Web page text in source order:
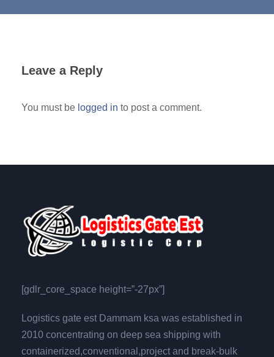
Leave a Reply
You must be logged in to post a comment.
[gdlr_core_space height=”-27px”]
Logistics gate est Dammam ksa was established in
2010 concentrating on deep sea shipping with
containerized,conventional,project and break-bulk